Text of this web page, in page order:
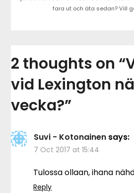
fara ut och äta sedan? Vill
2 thoughts on “
vid Lexington
vecka?”
Suvi - Kotonainen says:
7 Oct 2017 at 15:44
Tulossa ollaan, ihana
Reply